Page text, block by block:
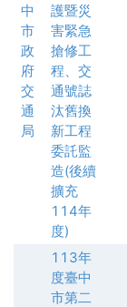
中
市
政
府
交
通
局
護暨災
害緊急
搶修工
程、交
通號誌
汰舊換
新工程
委託監
造(後續
擴充
114年
度)
113年
度臺中
市第二